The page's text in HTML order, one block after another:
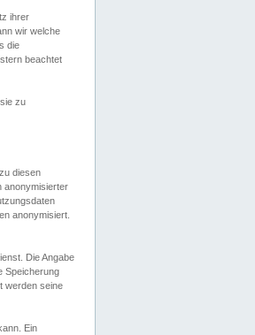
ihrer
wir welche
die
beachtet
zu
diesen
anonymisierter
anonymisiert.
Die Angabe
Speicherung
werden seine
Ein